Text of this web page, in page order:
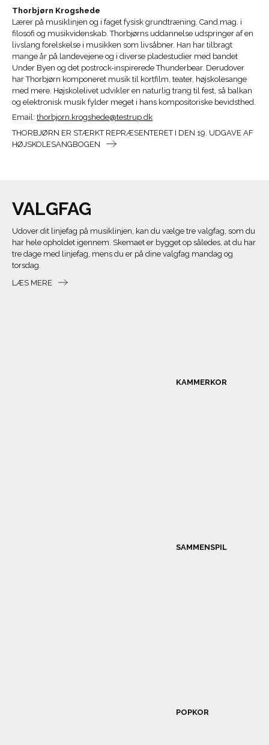
Thorbjørn Krogshede
Lærer på musiklinjen og i faget fysisk grundtræning. Cand.mag. i
filosofi og musikvidenskab. Thorbjørns uddannelse udspringer af en
livslang forelskelse i musikken som livsåbner. Han har tilbragt
mange år på landevejene og i diverse pladestudier med bandet
Under Byen og det postrock-inspirerede Thunderbear. Derudover
har Thorbjørn komponeret musik til kortfilm, teater, højskolesange
med mere. Højskolelivet udvikler en naturlig trang til fest, så balkan
og elektronisk musik fylder meget i hans kompositoriske bevidsthed.
Email: thorbjorn.krogshede@testrup.dk
THORBJØRN ER STÆRKT REPRÆSENTERET I DEN 19. UDGAVE AF
HØJSKOLESANGBOGEN
VALGFAG
Udover dit linjefag på musiklinjen, kan du vælge tre valgfag, som du
har hele opholdet igennem. Skemaet er bygget op således, at du har
tre dage med linjefag, mens du er på dine valgfag mandag og
torsdag.
LÆS MERE
KAMMERKOR
SAMMENSPIL
POPKOR